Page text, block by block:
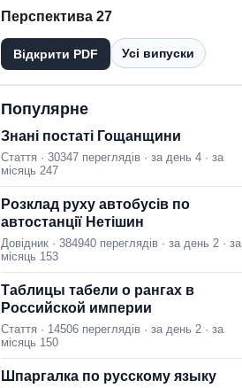
Перспектива 27
Відкрити PDF Усі випуски
Популярне
Знані постаті Гощанщини
Стаття · 30347 переглядів · за день 4 · за
місяць 247
Розклад руху автобусів по
автостанції Нетішин
Довідник · 384940 переглядів · за день 2 · за
місяць 153
Таблицы табели о рангах в
Российской империи
Стаття · 14506 переглядів · за день 2 · за
місяць 150
Шпаргалка по русскому языку